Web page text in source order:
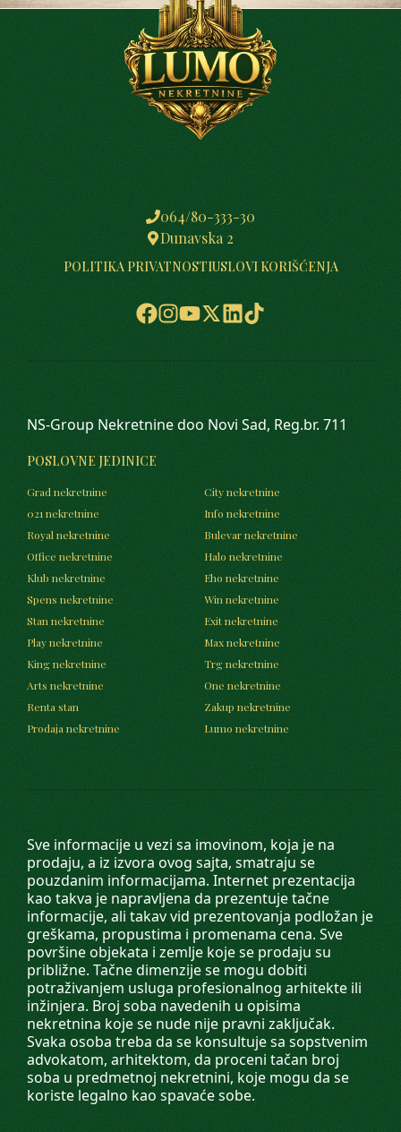
064/80-333-30
Dunavska 2
POLITIKA PRIVATNOSTIUSLOVI KORIŠĆENJA
Sve informacije u vezi sa imovinom, koja je na
prodaju, a iz izvora ovog sajta, smatraju se
pouzdanim informacijama. Internet prezentacija
kao takva je napravljena da prezentuje tačne
informacije, ali takav vid prezentovanja podložan je
greškama, propustima i promenama cena. Sve
površine objekata i zemlje koje se prodaju su
približne. Tačne dimenzije se mogu dobiti
potraživanjem usluga profesionalnog arhitekte ili
inžinjera. Broj soba navedenih u opisima
nekretnina koje se nude nije pravni zaključak.
Svaka osoba treba da se konsultuje sa sopstvenim
advokatom, arhitektom, da proceni tačan broj
soba u predmetnoj nekretnini, koje mogu da se
koriste legalno kao spavaće sobe.
NS-Group Nekretnine doo Novi Sad, Reg.br. 711
POSLOVNE JEDINICE
Grad nekretnine
City nekretnine
021 nekretnine
Info nekretnine
Royal nekretnine
Bulevar nekretnine
Office nekretnine
Halo nekretnine
Klub nekretnine
Eho nekretnine
Spens nekretnine
Win nekretnine
Stan nekretnine
Exit nekretnine
Play nekretnine
Max nekretnine
King nekretnine
Trg nekretnine
Arts nekretnine
One nekretnine
Renta stan
Zakup nekretnine
Prodaja nekretnine
Lumo nekretnine